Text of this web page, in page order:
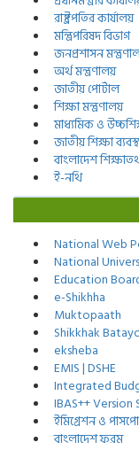
রাষ্ট্রপতির কার্যালয়
মন্ত্রিপরিষদ বিভাগ
জনপ্রশাসন
অর্থ মন্ত্রণালয়
জাতীয় পোর্টাল
শিক্ষা মন্ত্রণালয়
মাধ্যমিক ও
জাতীয় শিক্ষা
বাংলাদেশ
ই-নথি
National Web
National
Education
e-Shikhha
Muktopaath
Shikkhak
eksheba
EMIS | DSHE
Integrated
IBAS++
ইমিগ্রেশন ও
বাংলাদেশ ফরম